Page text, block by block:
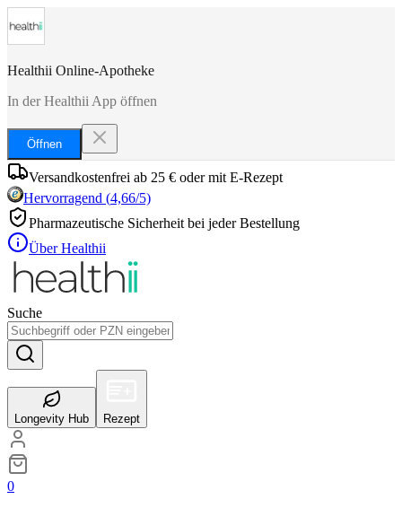
Healthii Online-Apotheke
In der Healthii App öffnen
Öffnen
Versandkostenfrei ab 25 € oder mit E-Rezept
Hervorragend (4,66/5)
Pharmazeutische Sicherheit bei jeder Bestellung
Über Healthii
Suche
Longevity Hub Rezept
0